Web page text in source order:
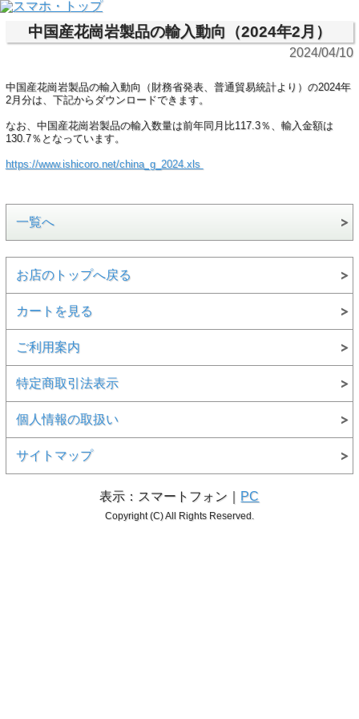
中国産花崗岩製品の輸入動向（2024年2月）
2024/04/10
中国産花崗岩製品の輸入動向（財務省発表、普通貿易統計より）の2024年
2月分は、下記からダウンロードできます。
なお、中国産花崗岩製品の輸入数量は前年同月比117.3％、輸入金額は
130.7％となっています。
https://www.ishicoro.net/china_g_2024.xls
一覧へ
お店のトップへ戻る
カートを見る
ご利用案内
特定商取引法表示
個人情報の取扱い
サイトマップ
表示：スマートフォン｜ PC
Copyright (C) All Rights Reserved.